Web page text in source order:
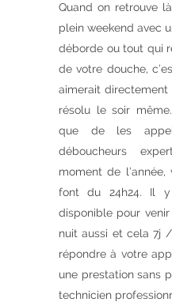
Quand on retrouve
plein weekend avec
déborde ou tout qui
de votre douche,
aimerait
résolu le soir
que de les
déboucheurs
moment de l’année,
font du 24h24. Il
disponible pour
nuit aussi et cela 7j
répondre à votre
une prestation sans
technicien